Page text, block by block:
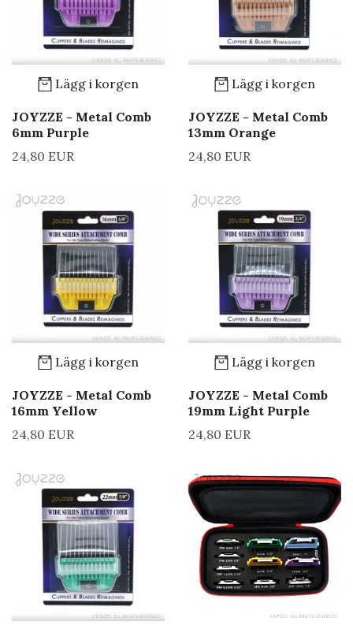
Lägg i korgen
JOYZZE - Metal Comb
6mm Purple
24,80 EUR
Lägg i korgen
JOYZZE - Metal Comb
13mm Orange
24,80 EUR
Lägg i korgen
JOYZZE - Metal Comb
16mm Yellow
24,80 EUR
Lägg i korgen
JOYZZE - Metal Comb
19mm Light Purple
24,80 EUR